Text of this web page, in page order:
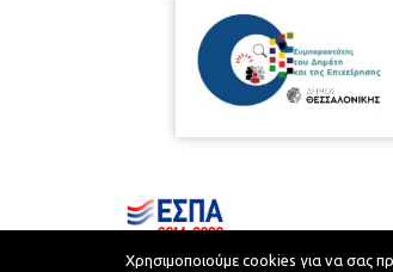
Municipality of Thessaloniki ©
Χρησιμοποιούμε cookies για να σας